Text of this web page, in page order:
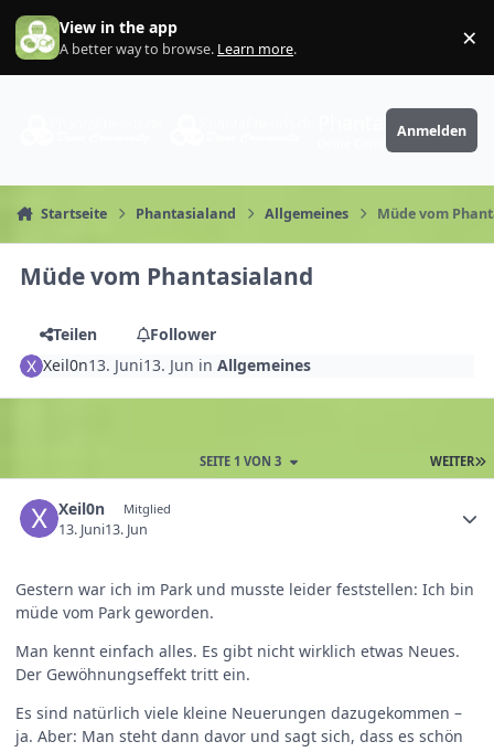
Zum Inhalt springen
View in the app
A better way to browse. Learn more. ×
PhantaFriends.de
Anmelden
Startseite Phantasialand Allgemeines Müde vom
Müde vom Phantasialand
Teilen
Follower
Xeil0n13. Juni13. Jun inAllgemeines
WEITER
SEITE 1 VON 3
Xeil0n Mitglied
13. Juni13. Jun
Gestern war ich im Park und musste leider feststellen: Ich bin
müde vom Park geworden.
Man kennt einfach alles. Es gibt nicht wirklich etwas Neues.
Der Gewöhnungseffekt tritt ein.
Es sind natürlich viele kleine Neuerungen dazugekommen –
ja. Aber: Man steht dann davor und sagt sich, dass es schön